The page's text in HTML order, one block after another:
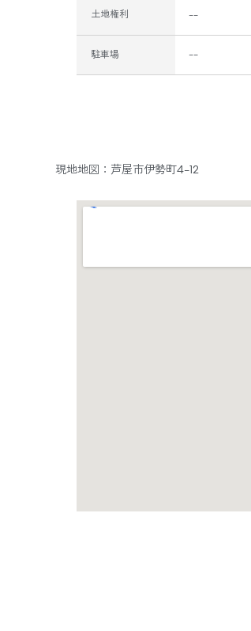
土地権利 --
駐車場 --
現地地図：芦屋市伊勢町4-12